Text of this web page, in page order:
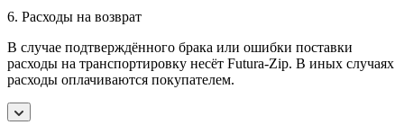
6. Расходы на возврат
В случае подтверждённого брака или ошибки поставки
расходы на транспортировку несёт Futura-Zip. В иных случаях
расходы оплачиваются покупателем.